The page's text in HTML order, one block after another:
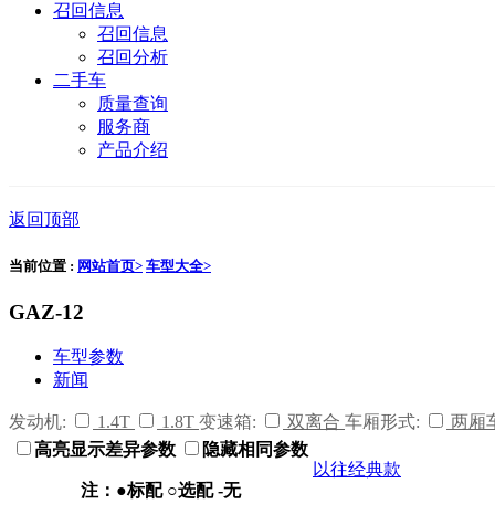
召回信息
召回信息
召回分析
二手车
质量查询
服务商
产品介绍
返回顶部
当前位置 : 网站首页> 车型大全>
GAZ-12
车型参数
新闻
发动机: 1.4T 1.8T 变速箱: 双离合 车厢形式:
两厢
高亮显示差异参数
隐藏相同参数
注：●标配 ○选配 -无
以往经典款